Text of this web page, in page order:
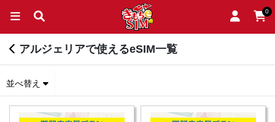
0
アルジェリアで使えるeSIM一覧
並べ替え